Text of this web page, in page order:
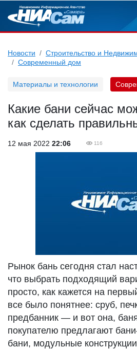
Новости
Строительство и
Современный дом
Материалы и технологии
Какие бани сейчас
как сделать
12 мая 2022 22:06 116
Рынок бань сегодня стал
что выбрать подходящий
просто, как кажется на
все было понятнее: сруб,
предбанник — и вот она,
покупателю предлагают
бани, модульные